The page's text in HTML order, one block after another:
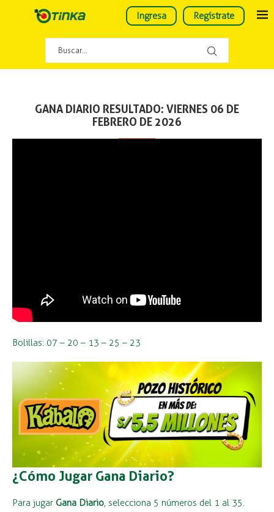
Ingresa Regístrate
GANA DIARIO RESULTADO: VIERNES 06 DE
FEBRERO DE 2026
Bolillas: 07 – 20 – 13 – 25 – 23
¿Cómo Jugar Gana Diario?
Para jugar Gana Diario, selecciona 5 números del 1 al 35.